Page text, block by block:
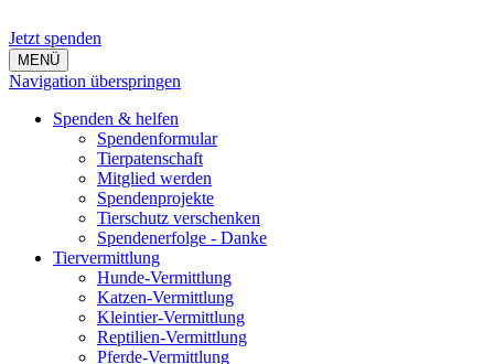
Jetzt spenden
MENÜ
Navigation überspringen
Spenden & helfen
Spendenformular
Tierpatenschaft
Mitglied werden
Spendenprojekte
Tierschutz verschenken
Spendenerfolge - Danke
Tiervermittlung
Hunde-Vermittlung
Katzen-Vermittlung
Kleintier-Vermittlung
Reptilien-Vermittlung
Pferde-Vermittlung